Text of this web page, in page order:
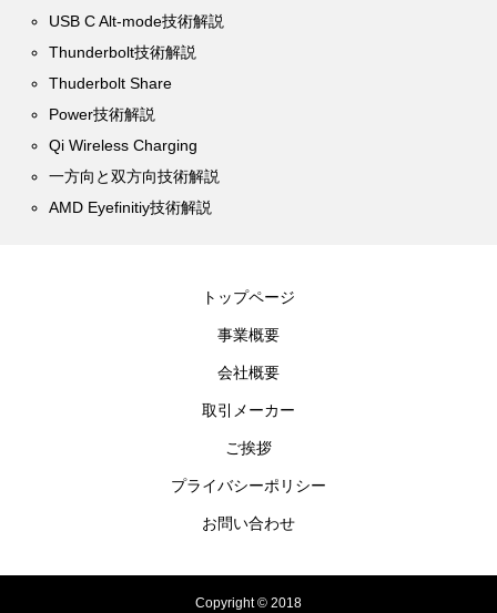
USB C Alt-mode技術解説
Thunderbolt技術解説
Thuderbolt Share
Power技術解説
Qi Wireless Charging
一方向と双方向技術解説
AMD Eyefinitiy技術解説
トップページ
事業概要
会社概要
取引メーカー
ご挨拶
プライバシーポリシー
お問い合わせ
Copyright © 2018